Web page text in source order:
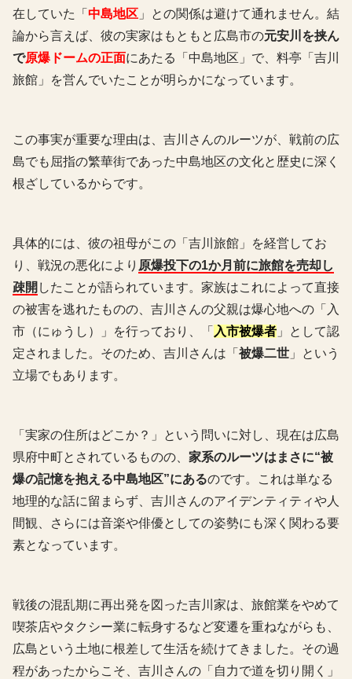
在していた「 中島地区 」との関係は避けて通れません。結
論から言えば、彼の実家はもともと広島市の元安川を挟ん
で原爆ドームの正面にあたる「中島地区」で、料亭「吉川
旅館」を営んでいたことが明らかになっています。
この事実が重要な理由は、吉川さんのルーツが、戦前の広
島でも屈指の繁華街であった中島地区の文化と歴史に深く
根ざしているからです。
具体的には、彼の祖母がこの「吉川旅館」を経営してお
り、戦況の悪化により 原爆投下の1か月前に旅館を売却し
疎開 したことが語られています。家族はこれによって直接
の被害を逃れたものの、吉川さんの父親は爆心地への「入
市（にゅうし）」を行っており、「 入市被爆者 」として認
定されました。そのため、吉川さんは「 被爆二世 」という
立場でもあります。
「実家の住所はどこか？」という問いに対し、現在は広島
県府中町とされているものの、 家系のルーツはまさに“被
爆の記憶を抱える中島地区”にあるのです。これは単なる
地理的な話に留まらず、吉川さんのアイデンティティや人
間観、さらには音楽や俳優としての姿勢にも深く関わる要
素となっています。
戦後の混乱期に再出発を図った吉川家は、旅館業をやめて
喫茶店やタクシー業に転身するなど変遷を重ねながらも、
広島という土地に根差して生活を続けてきました。その過
程があったからこそ、吉川さんの「自力で道を切り開く」